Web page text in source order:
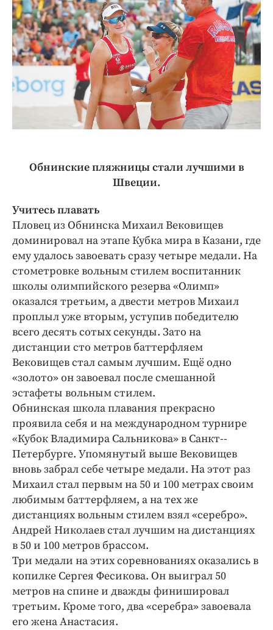
Обнинские пляжницы стали лучшими в
Швеции.
Учитесь плавать
Пловец из Обнинска Михаил Вековищев
доминировал на этапе Кубка мира в Казани, где
ему удалось завоевать сразу четыре медали. На
стометровке вольным стилем воспитанник
школы олимпийского резерва «Олимп»
оказался третьим, а двести метров Михаил
проплыл уже вторым, уступив победителю
всего десять сотых секунды. Зато на
дистанции сто метров баттерфляем
Вековищев стал самым лучшим. Ещё одно
«золото» он завоевал после смешанной
эстафеты вольным стилем.
Обнинская школа плавания прекрасно
проявила себя и на международном турнире
«Кубок Владимира Сальникова» в Санкт-­
Петербурге. Упомянутый выше Вековищев
вновь забрал себе четыре медали. На этот раз
Михаил стал первым на 50 и 100 метрах своим
любимым баттерфляем, а на тех же
дистанциях вольным стилем взял «серебро».
Андрей Николаев стал лучшим на дистанциях
в 50 и 100 метров брассом.
Три медали на этих соревнованиях оказались в
копилке Сергея Фесикова. Он выиграл 50
метров на спине и дважды финишировал
третьим. Кроме того, два «серебра» завоевала
его жена Анастасия.